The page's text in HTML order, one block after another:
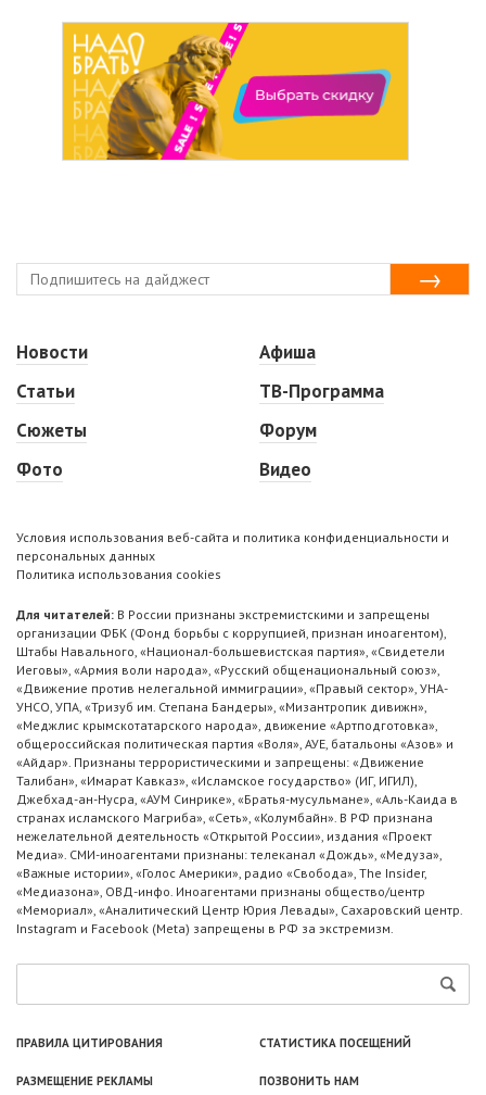
Новости
Статьи
Сюжеты
Фото
Афиша
ТВ-Программа
Форум
Видео
Условия использования веб-сайта и политика конфиденциальности и
персональных данных
Политика использования cookies
Для читателей: В России признаны экстремистскими и запрещены
организации ФБК (Фонд борьбы с коррупцией, признан иноагентом),
Штабы Навального, «Национал-большевистская партия», «Свидетели
Иеговы», «Армия воли народа», «Русский общенациональный союз»,
«Движение против нелегальной иммиграции», «Правый сектор», УНА-
УНСО, УПА, «Тризуб им. Степана Бандеры», «Мизантропик дивижн»,
«Меджлис крымскотатарского народа», движение «Артподготовка»,
общероссийская политическая партия «Воля», АУЕ, батальоны «Азов» и
«Айдар». Признаны террористическими и запрещены: «Движение
Талибан», «Имарат Кавказ», «Исламское государство» (ИГ, ИГИЛ),
Джебхад-ан-Нусра, «АУМ Синрике», «Братья-мусульмане», «Аль-Каида в
странах исламского Магриба», «Сеть», «Колумбайн». В РФ признана
нежелательной деятельность «Открытой России», издания «Проект
Медиа». СМИ-иноагентами признаны: телеканал «Дождь», «Медуза»,
«Важные истории», «Голос Америки», радио «Свобода», The Insider,
«Медиазона», ОВД-инфо. Иноагентами признаны общество/центр
«Мемориал», «Аналитический Центр Юрия Левады», Сахаровский центр.
Instagram и Facebook (Metа) запрещены в РФ за экстремизм.
ПРАВИЛА ЦИТИРОВАНИЯ СТАТИСТИКА ПОСЕЩЕНИЙ
РАЗМЕЩЕНИЕ РЕКЛАМЫ ПОЗВОНИТЬ НАМ